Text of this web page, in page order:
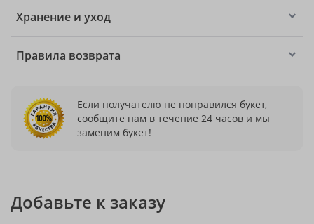
Хранение и уход
Правила возврата
Если получателю не понравился букет,
сообщите нам в течение 24 часов и мы
заменим букет!
Добавьте к заказу